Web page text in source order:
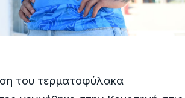
του τερματοφύλακα